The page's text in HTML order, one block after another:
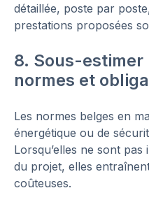
détaillée, poste par
prestations proposées
8. Sous-estimer
normes et
Les normes belges en
énergétique ou de
Lorsqu’elles ne sont
du projet, elles
coûteuses.